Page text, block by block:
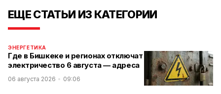
ЕЩЕ СТАТЬИ ИЗ КАТЕГОРИИ
ЭНЕРГЕТИКА
Где в Бишкеке и регионах отключат
электричество 6 августа — адреса
06 августа 2026 09:06